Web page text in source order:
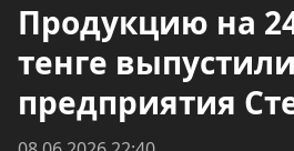
Продукцию на
тенге выпустили
предприятия